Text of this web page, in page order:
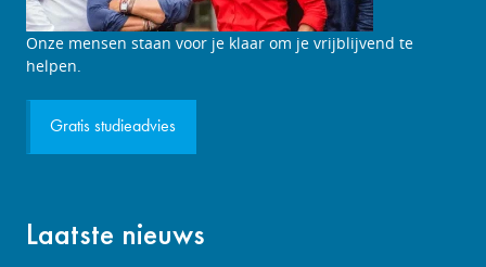
Studieadviesgesprek
aanvragen
Onze mensen staan voor je klaar om je vrijblijvend te
helpen.
Gratis studieadvies
Laatste nieuws